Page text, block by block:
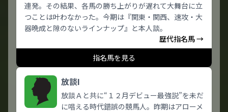
連発。その結果、各馬の勝ち上がりが遅れて大舞台に立
つことは叶わなかった。今期は『関東・関西、速攻・大
器晩成と隙のないラインナップ』と本人談。
歴代指名馬 →
指名馬を見る
放談I
放談Ａと共に“１２月デビュー最強説”を未だ
に唱える時代錯誤の競馬人。昨期はアローメ